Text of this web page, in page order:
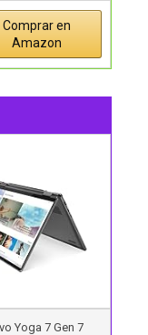
Comprar en
Amazon
Yoga 7 Gen 7